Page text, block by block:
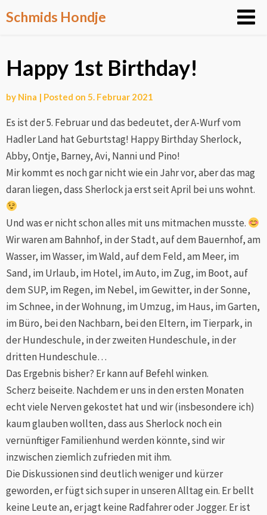
toSchmids Hondje
Happy 1st Birthday!
by Nina | Posted on 5. Februar 2021
Es ist der 5. Februar und das bedeutet, der A-Wurf vom
Hadler Land hat Geburtstag! Happy Birthday Sherlock,
Abby, Ontje, Barney, Avi, Nanni und Pino!
Mir kommt es noch gar nicht wie ein Jahr vor, aber das mag
daran liegen, dass Sherlock ja erst seit April bei uns wohnt.
Und was er nicht schon alles mit uns mitmachen musste.
Wir waren am Bahnhof, in der Stadt, auf dem Bauernhof, am
Wasser, im Wasser, im Wald, auf dem Feld, am Meer, im
Sand, im Urlaub, im Hotel, im Auto, im Zug, im Boot, auf
dem SUP, im Regen, im Nebel, im Gewitter, in der Sonne,
im Schnee, in der Wohnung, im Umzug, im Haus, im Garten,
im Büro, bei den Nachbarn, bei den Eltern, im Tierpark, in
der Hundeschule, in der zweiten Hundeschule, in der
dritten Hundeschule…
Das Ergebnis bisher? Er kann auf Befehl winken.
Scherz beiseite. Nachdem er uns in den ersten Monaten
echt viele Nerven gekostet hat und wir (insbesondere ich)
kaum glauben wollten, dass aus Sherlock noch ein
vernünftiger Familienhund werden könnte, sind wir
inzwischen ziemlich zufrieden mit ihm.
Die Diskussionen sind deutlich weniger und kürzer
geworden, er fügt sich super in unseren Alltag ein. Er bellt
keine Leute an, er jagt keine Radfahrer oder Jogger. Er ist